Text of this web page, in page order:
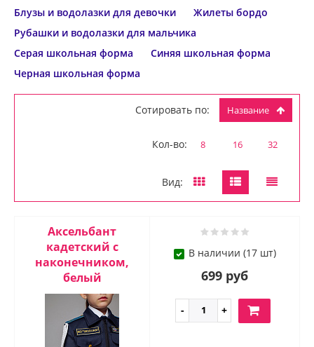
Блузы и водолазки для девочки
Жилеты бордо
Рубашки и водолазки для мальчика
Серая школьная форма
Синяя школьная форма
Черная школьная форма
Сотировать по: Название
Кол-во: 8 16 32
Вид:
Аксельбант
кадетский с
наконечником,
белый
В наличии (17 шт)
699 руб